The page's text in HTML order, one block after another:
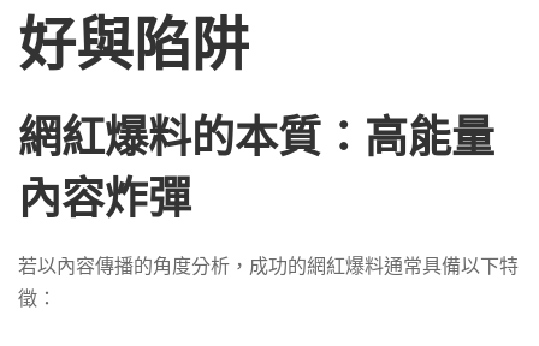
好與陷阱
網紅爆料的本質：高能量
內容炸彈
若以內容傳播的角度分析，成功的網紅爆料通常具備以下特
徵：